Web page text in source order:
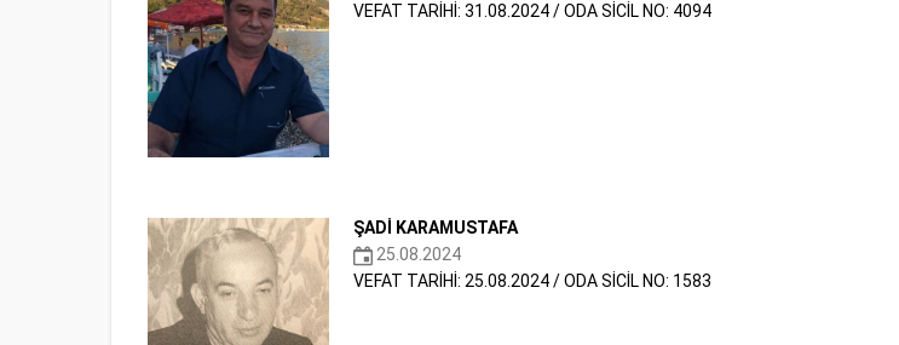
VEFAT TARİHİ: 31.08.2024 / ODA SİCİL NO: 4094
ŞADİ KARAMUSTAFA
25.08.2024
VEFAT TARİHİ: 25.08.2024 / ODA SİCİL NO: 1583